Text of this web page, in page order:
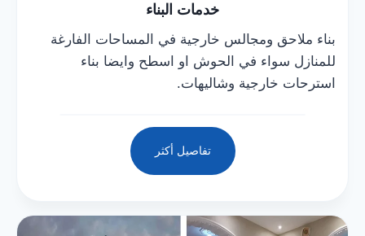
خدمات البناء
بناء ملاحق ومجالس خارجية في المساحات الفارغة
للمنازل سواء في الحوش او اسطح وايضا بناء
استرحات خارجية وشاليهات.
تفاصيل أكثر